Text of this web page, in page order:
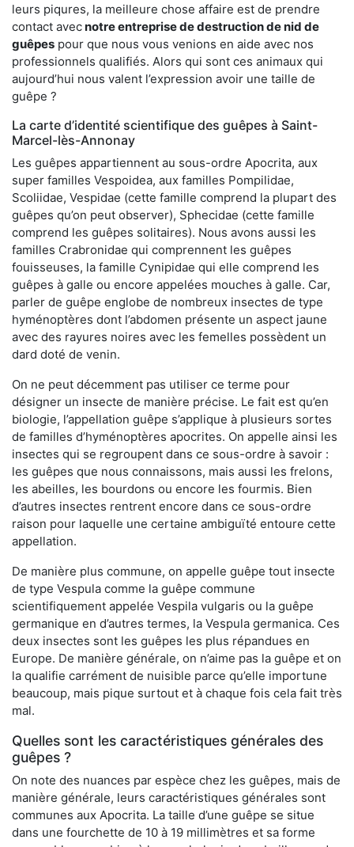
leurs piqures, la meilleure chose affaire est de prendre
contact avecnotre entreprise de destruction de nid de
guêpes pour que nous vous venions en aide avec nos
professionnels qualifiés. Alors qui sont ces animaux qui
aujourd’hui nous valent l’expression avoir une taille de
guêpe ?
La carte d’identité scientifique des guêpes à Saint-
Marcel-lès-Annonay
Les guêpes appartiennent au sous-ordre Apocrita, aux
super familles Vespoidea, aux familles Pompilidae,
Scoliidae, Vespidae (cette famille comprend la plupart des
guêpes qu’on peut observer), Sphecidae (cette famille
comprend les guêpes solitaires). Nous avons aussi les
familles Crabronidae qui comprennent les guêpes
fouisseuses, la famille Cynipidae qui elle comprend les
guêpes à galle ou encore appelées mouches à galle. Car,
parler de guêpe englobe de nombreux insectes de type
hyménoptères dont l’abdomen présente un aspect jaune
avec des rayures noires avec les femelles possèdent un
dard doté de venin.
On ne peut décemment pas utiliser ce terme pour
désigner un insecte de manière précise. Le fait est qu’en
biologie, l’appellation guêpe s’applique à plusieurs sortes
de familles d’hyménoptères apocrites. On appelle ainsi les
insectes qui se regroupent dans ce sous-ordre à savoir :
les guêpes que nous connaissons, mais aussi les frelons,
les abeilles, les bourdons ou encore les fourmis. Bien
d’autres insectes rentrent encore dans ce sous-ordre
raison pour laquelle une certaine ambiguïté entoure cette
appellation.
De manière plus commune, on appelle guêpe tout insecte
de type Vespula comme la guêpe commune
scientifiquement appelée Vespila vulgaris ou la guêpe
germanique en d’autres termes, la Vespula germanica. Ces
deux insectes sont les guêpes les plus répandues en
Europe. De manière générale, on n’aime pas la guêpe et on
la qualifie carrément de nuisible parce qu’elle importune
beaucoup, mais pique surtout et à chaque fois cela fait très
mal.
Quelles sont les caractéristiques générales des
guêpes ?
On note des nuances par espèce chez les guêpes, mais de
manière générale, leurs caractéristiques générales sont
communes aux Apocrita. La taille d’une guêpe se situe
dans une fourchette de 10 à 19 millimètres et sa forme